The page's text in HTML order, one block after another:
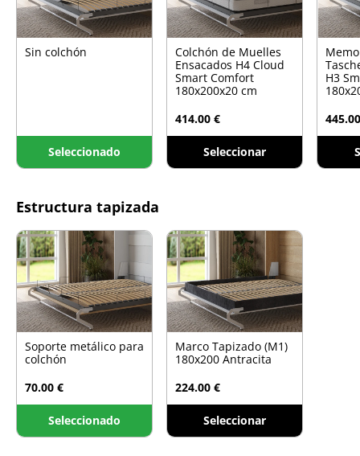
Sin colchón
Seleccionado
Colchón de Muelles
Ensacados H4 Cloud
Smart Comfort
180x200x20 cm
414.00 €
Seleccionar
H3
Estructura tapizada
Soporte metálico para
colchón
70.00 €
Seleccionado
Marco Tapizado (M1)
180x200 Antracita
224.00 €
Seleccionar